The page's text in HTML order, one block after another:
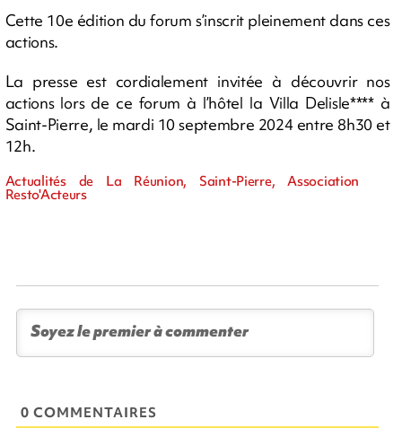
Cette 10e édition du forum s’inscrit pleinement dans ces
actions.
La presse est cordialement invitée à découvrir nos
actions lors de ce forum à l’hôtel la Villa Delisle**** à
Saint-Pierre, le mardi 10 septembre 2024 entre 8h30 et
12h.
Actualités de La Réunion, Saint-Pierre, Association
Resto'Acteurs
0 COMMENTAIRES